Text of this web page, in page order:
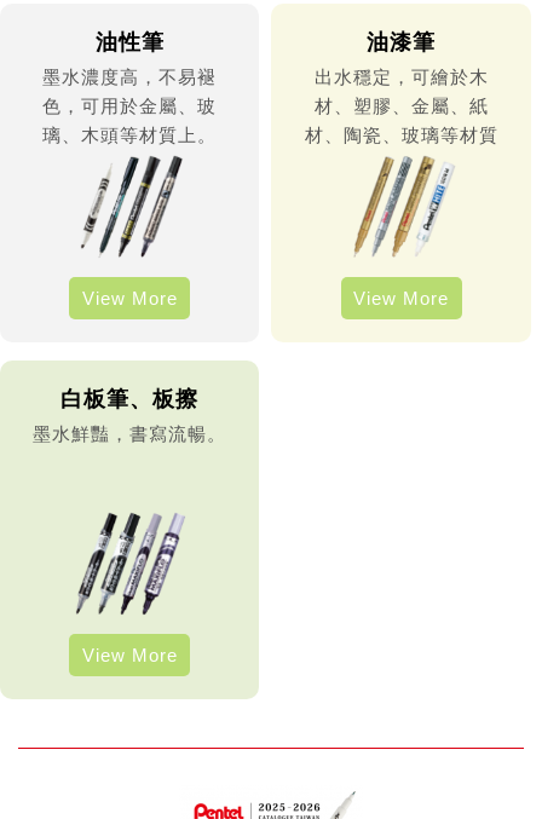
油性筆
墨水濃度高，不易褪
色，可用於金屬、玻
璃、木頭等材質上。
View More
油漆筆
出水穩定，可繪於木
材、塑膠、金屬、紙
材、陶瓷、玻璃等材質
上。
View More
白板筆、板擦
墨水鮮豔，書寫流暢。
View More